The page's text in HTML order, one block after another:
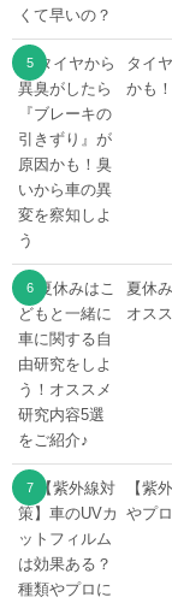
タイ
かも
夏休
オス
【紫
やプ